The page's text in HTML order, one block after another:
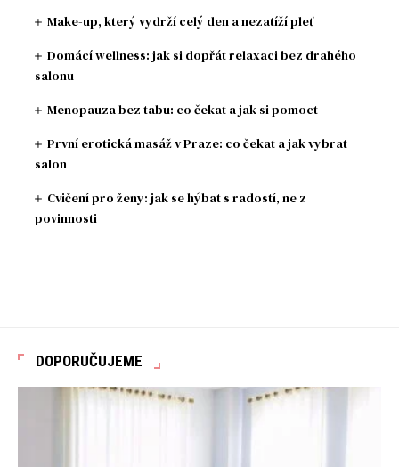
Make-up, který vydrží celý den a nezatíží pleť
Domácí wellness: jak si dopřát relaxaci bez drahého
salonu
Menopauza bez tabu: co čekat a jak si pomoct
První erotická masáž v Praze: co čekat a jak vybrat
salon
Cvičení pro ženy: jak se hýbat s radostí, ne z
povinnosti
DOPORUČUJEME